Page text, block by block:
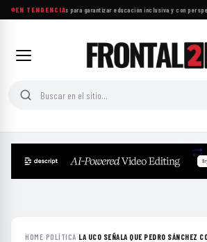
EN TENDENCIA
Proponen reformas para garantizar educación inclusiva y con
HOME›POLÍTICA›LA UCO SEÑALA QUE PEDRO SÁNCHEZ